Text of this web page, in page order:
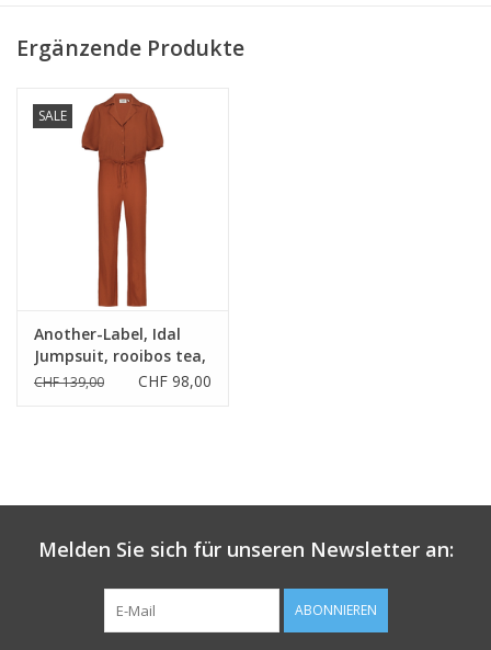
• Regular Fit
• Bubble-Popcorn-Qualität mit Elastan
Ergänzende Produkte
SALE
Another-Label, Idal
Jumpsuit, rooibos tea,
M
CHF 139,00 CHF 98,00
Melden Sie sich für unseren Newsletter an:
ABONNIEREN